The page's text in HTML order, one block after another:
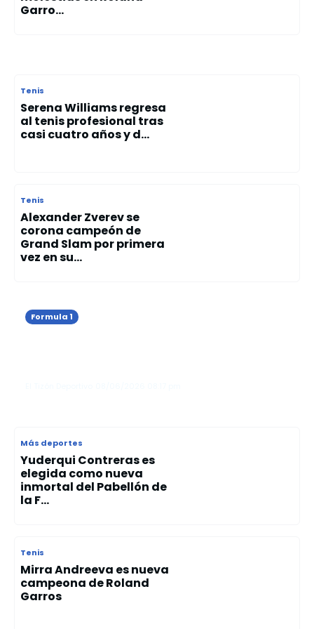
Garro...
Tenis
Serena Williams regresa
al tenis profesional tras
casi cuatro años y d...
Tenis
Alexander Zverev se
corona campeón de
Grand Slam por primera
vez en su...
Formula 1
Más deportes
Yuderqui Contreras es
elegida como nueva
inmortal del Pabellón de
la F...
Tenis
Mirra Andreeva es nueva
campeona de Roland
Garros